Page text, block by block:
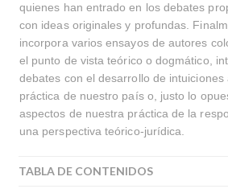
quienes han entrado en los debates
con ideas originales y profundas.
incorpora varios ensayos de autores
el punto de vista teórico o dogmático,
debates con el desarrollo de intuiciones
práctica de nuestro país o, justo lo
aspectos de nuestra práctica de la
una perspectiva teórico-jurídica.
TABLA DE CONTENIDOS